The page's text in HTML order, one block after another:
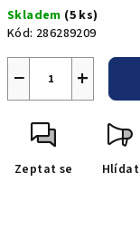
cena:
Skladem (5 ks)
Kód: 286289209
+
−
Zeptat se Hlídat